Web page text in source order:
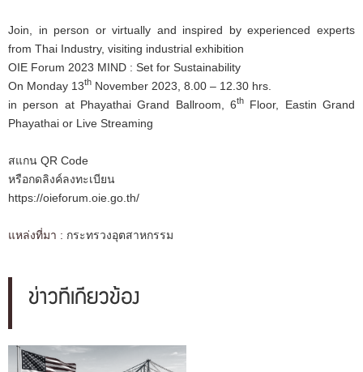
Join, in person or virtually and inspired by experienced experts
from Thai Industry, visiting industrial exhibition
OIE Forum 2023 MIND : Set for Sustainability
On Monday 13th November 2023, 8.00 – 12.30 hrs.
in person at Phayathai Grand Ballroom, 6th
Floor, Eastin Grand
Phayathai or Live Streaming
สแกน QR Code
หรือกดลิงค์ลงทะเบียน
https://oieforum.oie.go.th/
แหล่งที่มา : กระทรวงอุตสาหกรรม
ข่าวที่เกี่ยวข้อง